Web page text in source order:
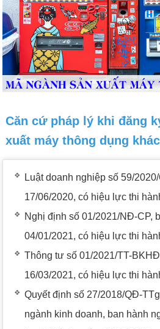
Căn cứ pháp lý khi đăng
xuất máy thông dụng khác
Luật doanh nghiệp số 59/
17/06/2020, có hiệu lực thi
Nghị định số 01/2021/NĐ-CP,
04/01/2021, có hiệu lực thi
Thông tư số 01/2021/TT-
16/03/2021, có hiệu lực thi
Quyết định số 27/2018/QĐ-
ngành kinh doanh, ban hành